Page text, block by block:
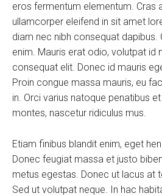
eros fermentum elementum. Cras
ullamcorper eleifend in sit amet
diam nec nibh consequat dapibus.
enim. Mauris erat odio, volutpat id
consequat elit. Donec id mauris
Proin congue massa mauris, eu
in. Orci varius natoque penatibus
montes, nascetur ridiculus mus.
Etiam finibus blandit enim, eget
Donec feugiat massa et justo
metus egestas. Donec ut lacus at
Sed ut volutpat neque. In hac